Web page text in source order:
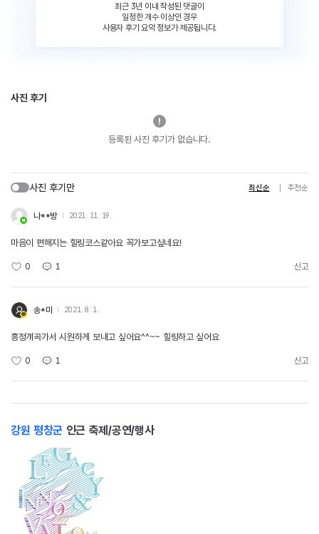
최근 3년 이내 작성된 댓글이
일정한 개수 이상인 경우
사용자 후기 요약 정보가 제공됩니다.
사진 후기
등록된 사진 후기가 없습니다.
사진 후기만 최신순 추천순
나**방 2021. 11. 19.
마음이 편해지는 힐링코스같아요 꼭가보고싶네요!
0 1 신고
송*미 2021. 8. 1.
흥정걔곡가서 시원하게 보내고 싶어요^^~~ 힐링하고 싶어요
0 1 신고
강원 평창군 인근 축제/공연/행사